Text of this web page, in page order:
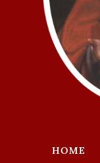
HOME